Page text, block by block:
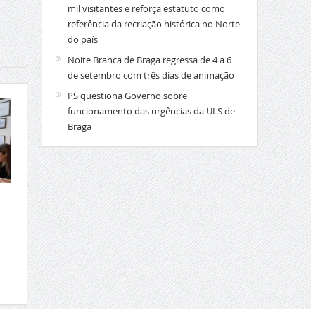
mil visitantes e reforça estatuto como
referência da recriação histórica no Norte
do país
Noite Branca de Braga regressa de 4 a 6
de setembro com três dias de animação
PS questiona Governo sobre
funcionamento das urgências da ULS de
Braga